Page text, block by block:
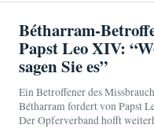
Bétharram-
Papst Leo XIV:
sagen Sie es”
Ein Betroffener des
Bétharram fordert von Papst
Der Opferverband hofft